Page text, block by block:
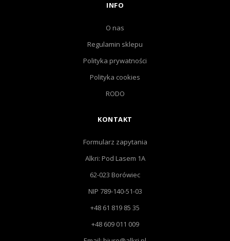
INFO
O nas
Regulamin sklepu
Polityka prywatności
Polityka cookies
RODO
KONTAKT
Formularz zapytania
Alkri: Pod Lasem 1A
62-023 Borówiec
NIP 789-140-51-03
+48 61 819 85 35
+48 609 011 009